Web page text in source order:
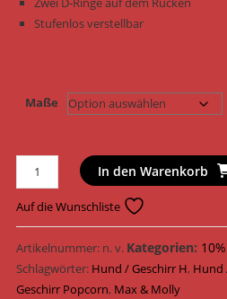
Stufenlos verstellbar
Maße
Max
&
Molly
Hundegeschirr
Original
H
Geschirr
In den Warenkorb
Auf die Wunschliste
Artikelnummer: n. v. Kategorien:
Schlagwörter: Hund / Geschirr H, Hund
Geschirr Popcorn, Max & Molly